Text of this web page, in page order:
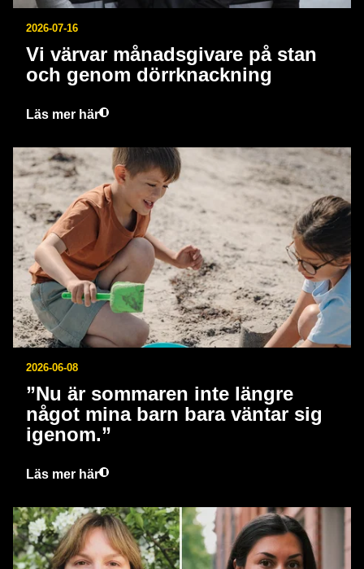
2026-07-16
Vi värvar månadsgivare på stan
och genom dörrknackning
Läs mer här
2026-06-08
”Nu är sommaren inte längre
något mina barn bara väntar sig
igenom.”
Läs mer här